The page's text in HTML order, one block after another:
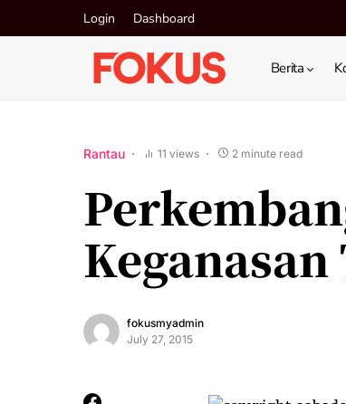
Login Dashboard
Berita
Rantau 11 views 2 minute read
fokusmyadmin
July 27, 2015